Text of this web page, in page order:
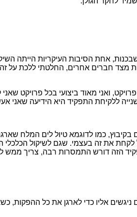
אחת הסיבות העיקריות הייתה
מצד חברים אחרים, החלטתי ללכת על זה,
ואני מאוד ביצועי בכל פרויקט
ללקיחת התפקיד היא הידיעה שאני
כמו לדוגמא טיול לים המלח
של לקחת את זה בעצמי. שגם לשיקול
הזה דורש התמסרות רבה, צריך ממש
אליו כדי לארגן את כל ההפקות,